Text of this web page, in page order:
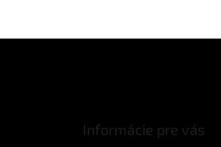
Informácie pre vás